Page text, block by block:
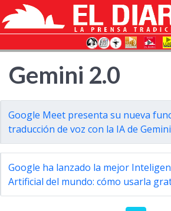
Gemini 2.0
Google Meet presenta su nueva
traducción de voz con la IA de Gemini
Google ha lanzado la mejor
Artificial del mundo: cómo usarla